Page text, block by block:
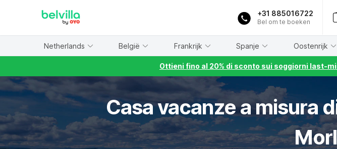
+31 885016722
Bel om te boeken
Netherlands België Frankrijk Spanje Oostenrijk
Ottieni fino al 20% di sconto sui soggiorni last-
Casa vacanze a misura